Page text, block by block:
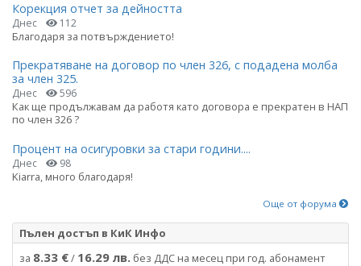
Корекция отчет за дейността
Днес 112
Благодаря за потвърждението!
Прекратяване на договор по член 326, с подадена молба
за член 325.
Днес 596
Как ще продължавам да работя като договора е прекратен в НАП
по член 326 ?
Процент на осигуровки за стари години....
Днес 98
Kiarra, много благодаря!
Още от форума
Пълен достъп в КиК Инфо
за 8.33 €/ 16.29 лв. без ДДС на месец при год. абонамент